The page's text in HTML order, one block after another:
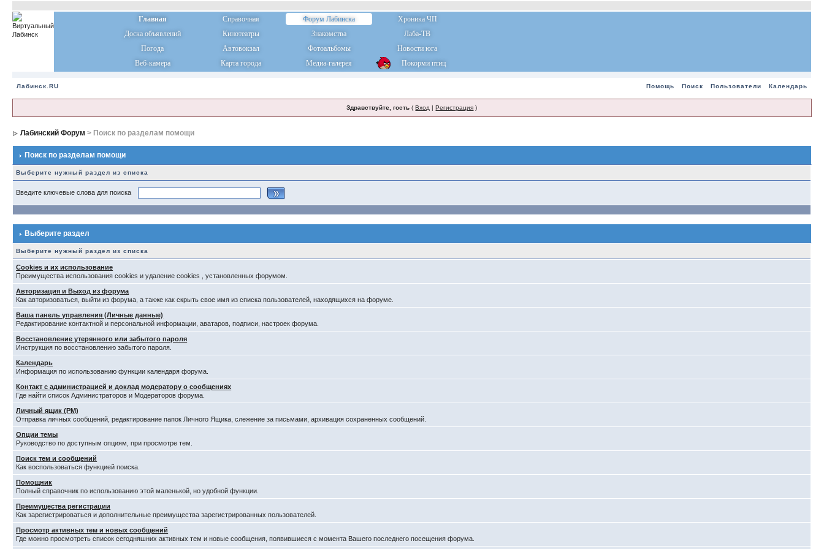
Главная Справочная Форум Лабинска
Хроника ЧП
Доска объявлений
Кинотеатры Знакомства
Лаба-ТВ
Погода
Автовокзал Фотоальбомы
Новости юга
Веб-камера
Карта города Медиа-галерея Покорми птиц
Лабинск.RU Помощь Поиск Пользователи Календарь
Здравствуйте, гость (Вход |Регистрация )
Лабинский Форум > Поиск по разделам помощи
Поиск по разделам помощи
Выберите нужный раздел из списка
Введите ключевые слова для поиска
Выберите раздел
Выберите нужный раздел из списка
Cookies и их использование
Преимущества использования cookies и удаление cookies , установленных форумом.
Авторизация и Выход из форума
Как авторизоваться, выйти из форума, а также как скрыть свое имя из списка пользователей, находящихся на форуме.
Ваша панель управления (Личные данные)
Редактирование контактной и персональной информации, аватаров, подписи, настроек форума.
Восстановление утерянного или забытого пароля
Инструкция по восстановлению забытого пароля.
Календарь
Информация по использованию функции календаря форума.
Контакт с администрацией и доклад модератору о сообщениях
Где найти список Администраторов и Модераторов форума.
Личный ящик (PM)
Отправка личных сообщений, редактирование папок Личного Ящика, слежение за письмами, архивация сохраненных сообщений.
Опции темы
Руководство по доступным опциям, при просмотре тем.
Поиск тем и сообщений
Как воспользоваться функцией поиска.
Помощник
Полный справочник по использованию этой маленькой, но удобной функции.
Преимущества регистрации
Как зарегистрироваться и дополнительные преимущества зарегистрированных пользователей.
Просмотр активных тем и новых сообщений
Где можно просмотреть список сегодняшних активных тем и новые сообщения, появившиеся с момента Вашего последнего посещения форума.